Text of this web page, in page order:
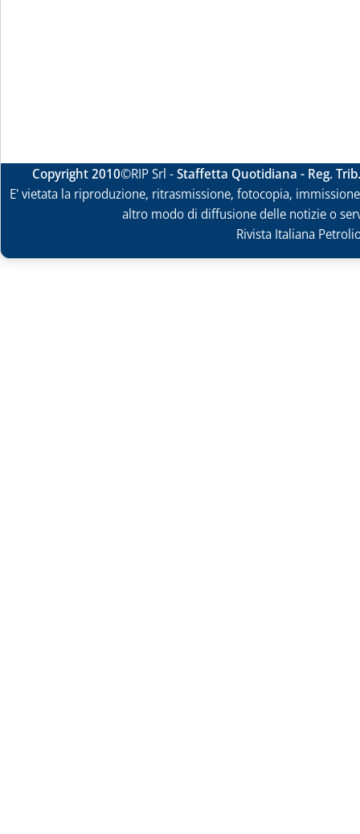
Copyright 2010©RIP Srl -Staffetta Quotidiana - Reg.
E' vietata la riproduzione, ritrasmissione, fotocopia,
altro modo di diffusione delle notizie o
Rivista Italiana